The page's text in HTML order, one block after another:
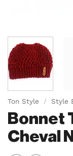
Ton Style / Style
Bonnet
Cheval